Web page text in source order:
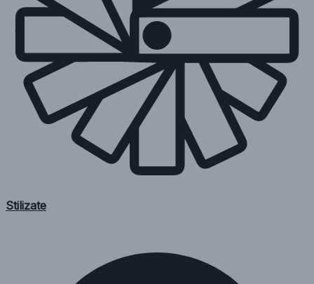
Stilizate